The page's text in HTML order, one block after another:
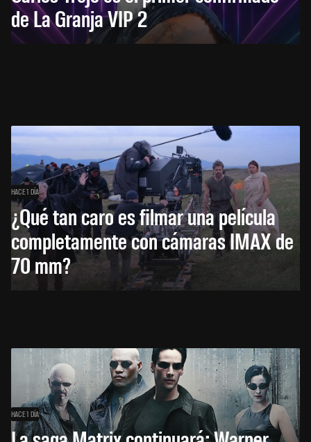
de La Granja VIP 2
HACE 1 DÍA
¿Qué tan caro es filmar una película
completamente con cámaras IMAX de
70 mm?
HACE 1 DÍA